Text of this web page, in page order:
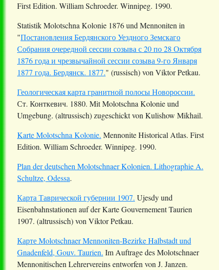
First Edition. William Schroeder. Winnipeg. 1990.
Statistik Molotschna Kolonie 1876 und Mennoniten in
"Постановления Бердянского Уездного Земскаго
Собрания очередной сессии созыва с 20 по 28 Октября
1876 года и чрезвычайной сессии созыва 9-го Января
1877 года. Бердянск. 1877." (russisch) von Viktor Petkau.
Геологическая карта гранитной полосы Новороссии.
Ст. Конткевич. 1880. Mit Molotschna Kolonie und
Umgebung. (altrussisch) zugeschickt von Kulishow Mikhail.
Karte Molotschna Kolonie. Mennonite Historical Atlas. First
Edition. William Schroeder. Winnipeg. 1990.
Plan der deutschen Molotschnaer Kolonien. Lithographie A.
Schultze, Odessa.
Карта Таврической губернии 1907. Ujesdy und
Eisenbahnstationen auf der Karte Gouvernement Taurien
1907. (altrussisch) von Viktor Petkau.
Карте Molotschnaer Mennoniten-Bezirke Halbstadt und
Gnadenfeld, Gouv. Taurien. Im Auftrage des Molotschnaer
Mennonitischen Lehrervereins entworfen von J. Janzen.